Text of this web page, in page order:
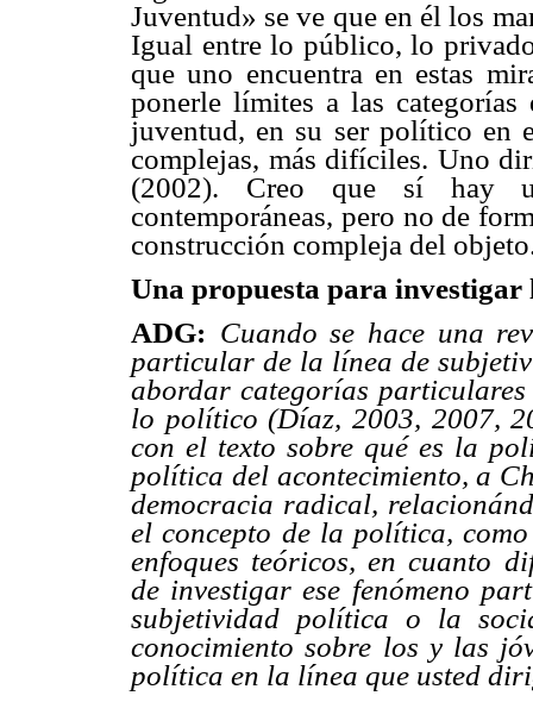
Juventud» se ve que en él los
Igual entre lo público, lo
que uno encuentra en estas
ponerle límites a las
juventud, en su ser político en
complejas, más difíciles. Uno
(2002). Creo que sí hay
contemporáneas, pero no de
construcción compleja del
Una propuesta para
ADG: Cuando se hace una
particular de la línea de
abordar categorías
lo político (Díaz, 2003, 2007,
con el texto sobre qué es la
política del acontecimiento, a
democracia radical,
el concepto de la política,
enfoques teóricos, en cuanto
de investigar ese fenómeno
subjetividad política o la
conocimiento sobre los y las
política en la línea que usted